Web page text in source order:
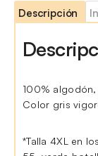
Descripción
100% algodón,
Color gris
*Talla 4XL en